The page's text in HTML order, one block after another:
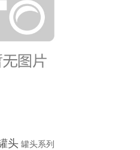
头 罐头系列